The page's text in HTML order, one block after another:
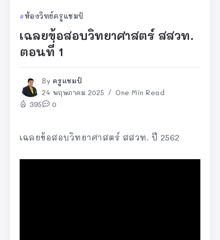
ห้องวิทย์ครูแชมป์
เฉลยข้อสอบวิทยาศาสตร์ สสวท.
ตอนที่ 1
By ครูแชมป์
24 พฤษภาคม 2025
One Min Read
395
0
เฉลยข้อสอบวิทยาศาสตร์ สสวท. ปี 2562